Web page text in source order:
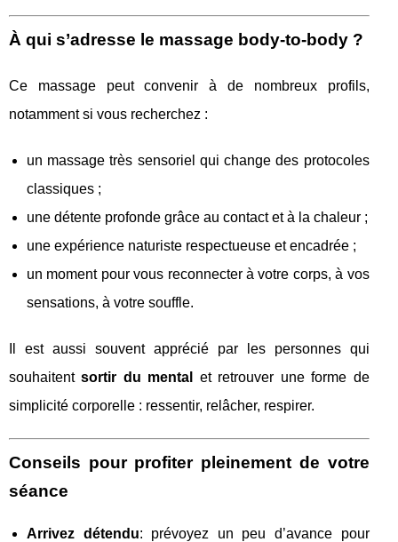
À qui s’adresse le massage body-to-body ?
Ce massage peut convenir à de nombreux profils,
notamment si vous recherchez :
un massage très sensoriel qui change des protocoles
classiques ;
une détente profonde grâce au contact et à la chaleur ;
une expérience naturiste respectueuse et encadrée ;
un moment pour vous reconnecter à votre corps, à vos
sensations, à votre souffle.
Il est aussi souvent apprécié par les personnes qui
souhaitentsortir du mental
et retrouver une forme de
simplicité corporelle : ressentir, relâcher, respirer.
Conseils pour profiter pleinement de votre
séance
Arrivez détendu: prévoyez un peu d’avance pour